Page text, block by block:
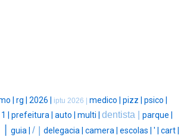
| rg | 2026 | iptu 2026 | medico | pizz | psico |
1 | prefeitura | auto | multi | dentista | parque |
guia | / | delegacia | camera | escolas | ' | cart |